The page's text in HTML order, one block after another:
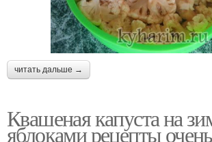
читать дальше →
Квашеная капуста на
яблоками рецепты